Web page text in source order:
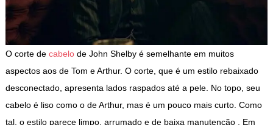
O corte de cabelode John Shelby é semelhante em muitos
aspectos aos de Tom e Arthur. O corte, que é um estilo rebaixado
desconectado, apresenta lados raspados até a pele. No topo, seu
cabelo é liso como o de Arthur, mas é um pouco mais curto. Como
tal, o estilo parece limpo, arrumado e de baixa manutenção . Em